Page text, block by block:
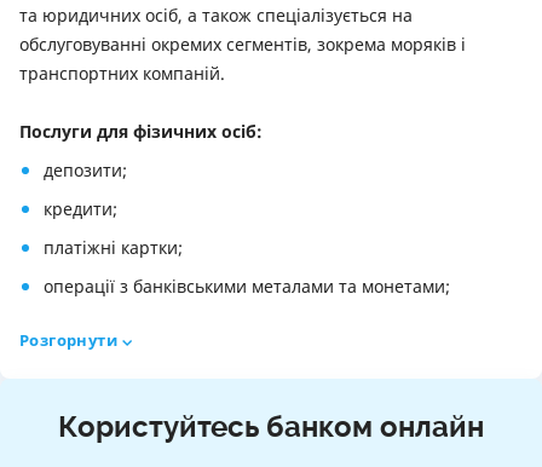
та юридичних осіб, а також спеціалізується на
обслуговуванні окремих сегментів, зокрема моряків і
транспортних компаній.
Послуги для фізичних осіб:
депозити;
кредити;
платіжні картки;
операції з банківськими металами та монетами;
інтернет-банкінг;
Розгорнути
Користуйтесь банком онлайн